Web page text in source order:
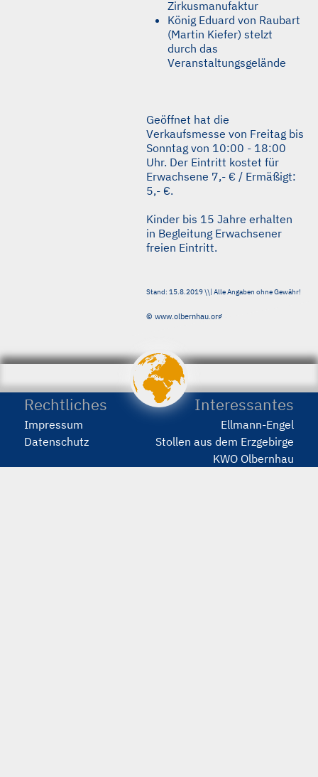
Zirkusmanufaktur
König Eduard von Raubart
(Martin Kiefer) stelzt
durch das
Veranstaltungsgelände
Geöffnet hat die
Verkaufsmesse von Freitag bis
Sonntag von 10:00 - 18:00
Uhr. Der Eintritt kostet für
Erwachsene 7,- € / Ermäßigt:
5,- €.
Kinder bis 15 Jahre erhalten
in Begleitung Erwachsener
freien Eintritt.
Stand: 15.8.2019 \\| Alle Angaben ohne Gewähr!
© www.olbernhau.org
porstmann.com
wir
machen
Webseiten
Rechtliches
Impressum
Datenschutz
Interessantes
Ellmann-Engel
Stollen aus dem Erzgebirge
KWO Olbernhau